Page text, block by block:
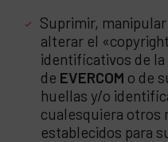
Suprimir,
alterar el
identificativos de
de EVERCOM o de
huellas y/o
cualesquiera otros
establecidos para